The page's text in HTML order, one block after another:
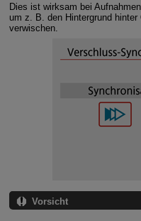
Dies ist wirksam bei
um z. B. den Hintergrund
verwischen.
Vorsicht